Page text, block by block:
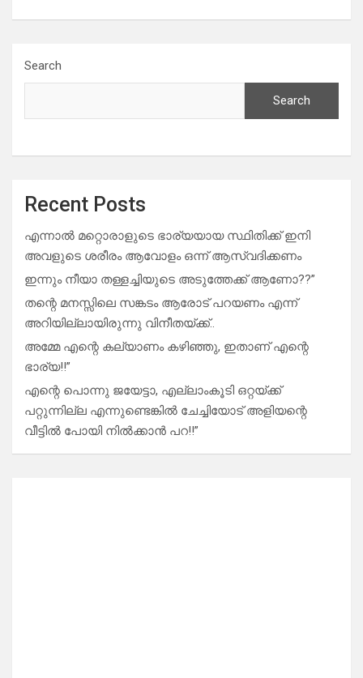
Search
Search
Recent Posts
എന്നാൽ മറ്റൊരാളുടെ ഭാര്യയായ സ്ഥിതിക്ക് ഇനി
അവളുടെ ശരീരം ആവോളം ഒന്ന് ആസ്വദിക്കണം
ഇന്നും നീയാ തള്ളച്ചിയുടെ അടുത്തേക്ക് ആണോ??”
തന്റെ മനസ്സിലെ സങ്കടം ആരോട് പറയണം എന്ന്
അറിയില്ലായിരുന്നു വിനീതയ്ക്ക്..
അമ്മേ എന്റെ കല്യാണം കഴിഞ്ഞു, ഇതാണ് എന്റെ
ഭാര്യ!!”
എന്റെ പൊന്നു ജയേട്ടാ, എല്ലാംകൂടി ഒറ്റയ്ക്ക്
പറ്റുന്നില്ല എന്നുണ്ടെങ്കിൽ ചേച്ചിയോട് അളിയന്റെ
വീട്ടിൽ പോയി നിൽക്കാൻ പറ!!”